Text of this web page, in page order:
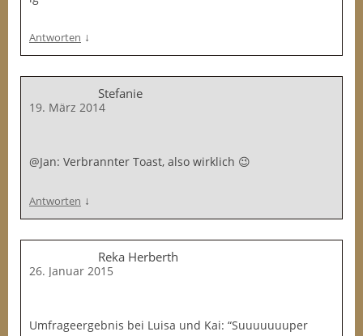
Antworten ↓
Stefanie
19. März 2014
@Jan: Verbrannter Toast, also wirklich 😉
Antworten ↓
Reka Herberth
26. Januar 2015
Umfrageergebnis bei Luisa und Kai: “Suuuuuuuper